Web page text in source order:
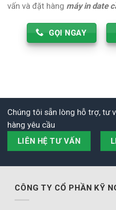
vấn và đặt hàng máy in date
GỌI NGAY
Chúng tôi sẵn lòng hỗ trợ, tư
hàng yêu cầu
LIÊN HỆ TƯ VẤN
CÔNG TY CỔ PHẦN KỸ